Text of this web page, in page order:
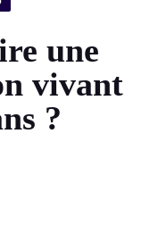
une
vivant
?